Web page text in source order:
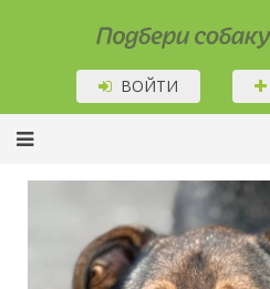
Подбери собаку!
ВОЙТИ